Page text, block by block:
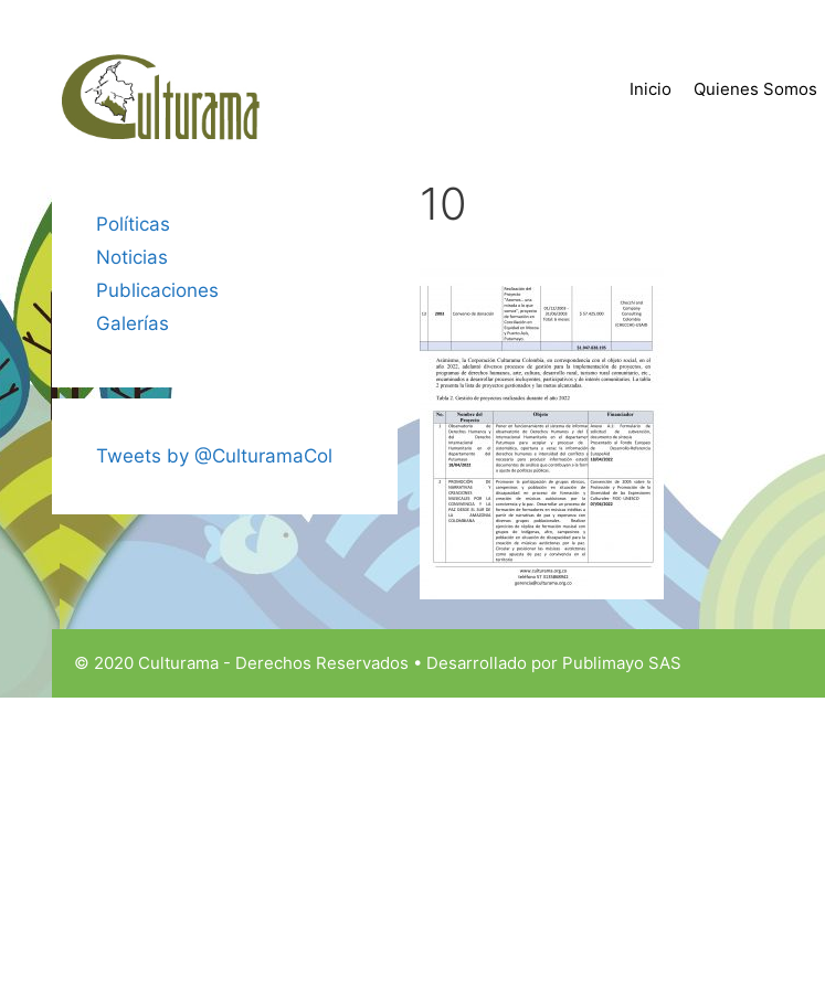
contenido
Inicio Quienes Somos
10
Políticas
Noticias
Publicaciones
Galerías
Tweets by @CulturamaCol
© 2020 Culturama - Derechos Reservados • Desarrollado por Publimayo SAS